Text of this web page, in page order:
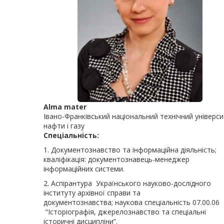
Alma mater
Івано-Франківський національний технічний
нафти і газу
Спеціальність
1. Документознавство та інформаційна діяльність;
кваліфікація: документознавець-менеджер
інформаційних системи.
2. Аспірантура Українського науково-дослідного
інституту архівної справи та
документознавства; наукова спеціальність
“Iсторіографія, джерелознавство та спеціальні
історичні дисципліни”.